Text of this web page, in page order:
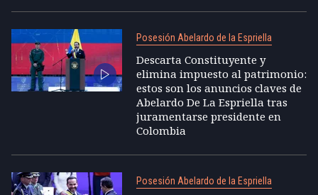
Posesión Abelardo de la Espriella
Descarta Constituyente y
elimina impuesto al patrimonio:
estos son los anuncios claves de
Abelardo De La Espriella tras
juramentarse presidente en
Colombia
Posesión Abelardo de la Espriella